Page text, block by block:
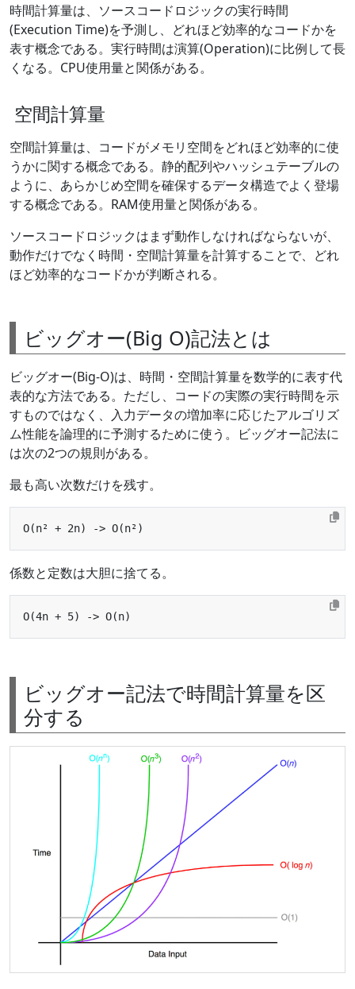
時間計算量は、ソースコードロジックの実行時間
(Execution Time)を予測し、どれほど効率的なコードかを
表す概念である。実行時間は演算(Operation)に比例して長
くなる。CPU使用量と関係がある。
空間計算量
空間計算量は、コードがメモリ空間をどれほど効率的に使
うかに関する概念である。静的配列やハッシュテーブルの
ように、あらかじめ空間を確保するデータ構造でよく登場
する概念である。RAM使用量と関係がある。
ソースコードロジックはまず動作しなければならないが、
動作だけでなく時間・空間計算量を計算することで、どれ
ほど効率的なコードかが判断される。
ビッグオー(Big O)記法とは
ビッグオー(Big-O)は、時間・空間計算量を数学的に表す代
表的な方法である。ただし、コードの実際の実行時間を示
すものではなく、入力データの増加率に応じたアルゴリズ
ム性能を論理的に予測するために使う。ビッグオー記法に
は次の2つの規則がある。
最も高い次数だけを残す。
係数と定数は大胆に捨てる。
ビッグオー記法で時間計算量を区
分する